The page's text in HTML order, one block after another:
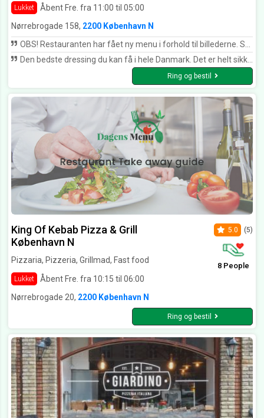
Lukket Åbent Fre. fra 11:00 til 05:00
Nørrebrogade 158, 2200 København N
OBS! Restauranten har fået ny menu i forhold til billederne. Så numrene her er idag nogle andre ting. Ellers god mad!
Den bedste dressing du kan få i hele Danmark. Det er helt sikkert. Rart personale, super sød og hurtigt betjening! Det her sted er helt sikkert på top 5. af durum steder i KBH. Måske hele Danmark!
Ring og bestil
King Of Kebab Pizza & Grill
København N
Pizzaria, Pizzeria, Grillmad, Fast food
Lukket Åbent Fre. fra 10:15 til 06:00
5.0 (5)
8 People
Nørrebrogade 20, 2200 København N
Ring og bestil